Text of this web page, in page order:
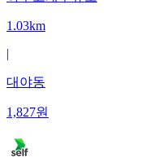
1.03km
|
대야동
1,827원